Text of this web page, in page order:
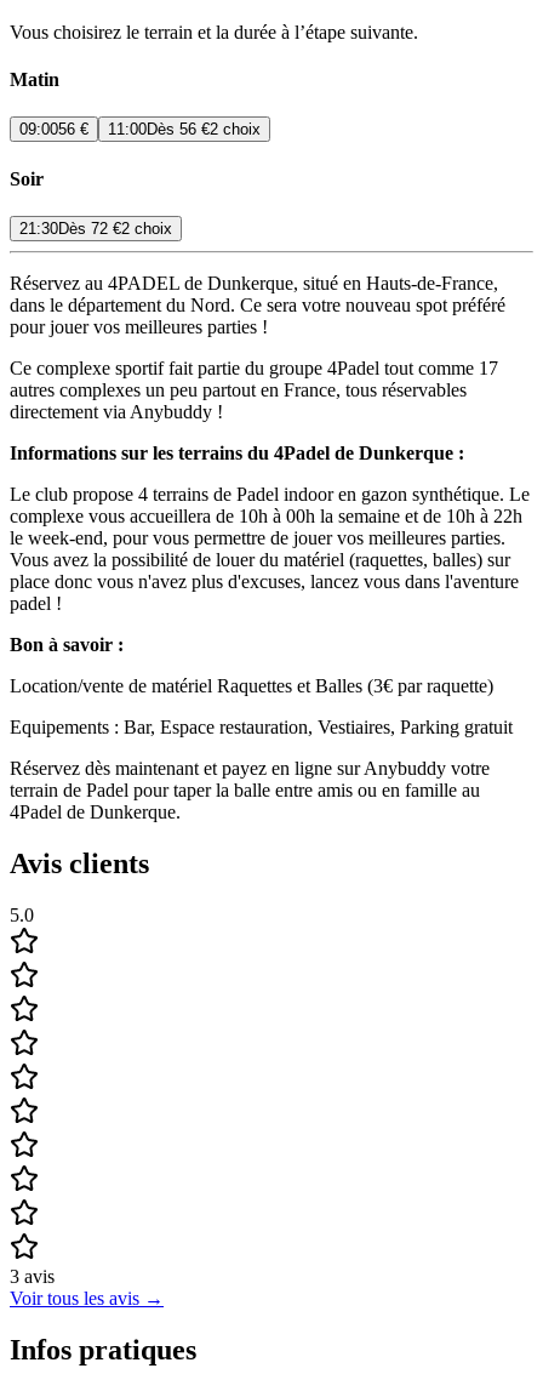
Vous choisirez le terrain et la durée à l’étape suivante.
Matin
09:0056 € 11:00Dès 56 €2 choix
Soir
21:30Dès 72 €2 choix
Réservez au 4PADEL de Dunkerque, situé en Hauts-de-France,
dans le département du Nord. Ce sera votre nouveau spot préféré
pour jouer vos meilleures parties !
Ce complexe sportif fait partie du groupe 4Padel tout comme 17
autres complexes un peu partout en France, tous réservables
directement via Anybuddy !
Informations sur les terrains du 4Padel de Dunkerque :
Le club propose 4 terrains de Padel indoor en gazon synthétique. Le
complexe vous accueillera de 10h à 00h la semaine et de 10h à 22h
le week-end, pour vous permettre de jouer vos meilleures parties.
Vous avez la possibilité de louer du matériel (raquettes, balles) sur
place donc vous n'avez plus d'excuses, lancez vous dans l'aventure
padel !
Bon à savoir :
Location/vente de matériel Raquettes et Balles (3€ par raquette)
Equipements : Bar, Espace restauration, Vestiaires, Parking gratuit
Réservez dès maintenant et payez en ligne sur Anybuddy votre
terrain de Padel pour taper la balle entre amis ou en famille au
4Padel de Dunkerque.
Avis clients
5.0
3 avis
Voir tous les avis →
Infos pratiques